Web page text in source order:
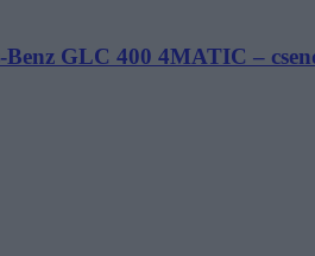
Benz GLC 400 4MATIC –